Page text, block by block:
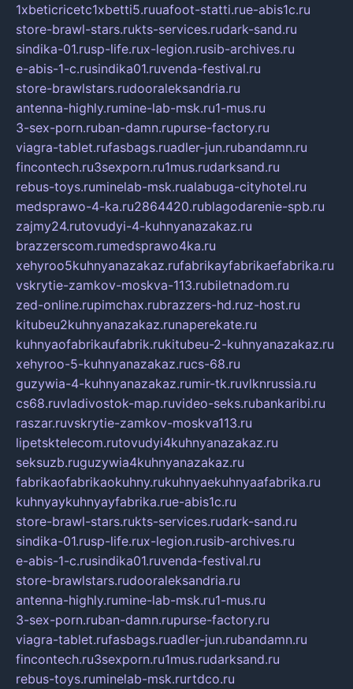
1xbeticricetc1xbetti5.ruuafoot-statti.rue-abis1c.ru
store-brawl-stars.rukts-services.rudark-sand.ru
sindika-01.rusp-life.rux-legion.rusib-archives.ru
e-abis-1-c.rusindika01.ruvenda-festival.ru
store-brawlstars.rudooraleksandria.ru
antenna-highly.rumine-lab-msk.ru1-mus.ru
3-sex-porn.ruban-damn.rupurse-factory.ru
viagra-tablet.rufasbags.ruadler-jun.rubandamn.ru
fincontech.ru3sexporn.ru1mus.rudarksand.ru
rebus-toys.ruminelab-msk.rualabuga-cityhotel.ru
medsprawo-4-ka.ru2864420.rublagodarenie-spb.ru
zajmy24.rutovudyi-4-kuhnyanazakaz.ru
brazzerscom.rumedsprawo4ka.ru
xehyroo5kuhnyanazakaz.rufabrikayfabrikaefabrika.ru
vskrytie-zamkov-moskva-113.rubiletnadom.ru
zed-online.rupimchax.rubrazzers-hd.ruz-host.ru
kitubeu2kuhnyanazakaz.runaperekate.ru
kuhnyaofabrikaufabrik.rukitubeu-2-kuhnyanazakaz.ru
xehyroo-5-kuhnyanazakaz.rucs-68.ru
guzywia-4-kuhnyanazakaz.rumir-tk.ruvlknrussia.ru
cs68.ruvladivostok-map.ruvideo-seks.rubankaribi.ru
raszar.ruvskrytie-zamkov-moskva113.ru
lipetsktelecom.rutovudyi4kuhnyanazakaz.ru
seksuzb.ruguzywia4kuhnyanazakaz.ru
fabrikaofabrikaokuhny.rukuhnyaekuhnyaafabrika.ru
kuhnyaykuhnyayfabrika.rue-abis1c.ru
store-brawl-stars.rukts-services.rudark-sand.ru
sindika-01.rusp-life.rux-legion.rusib-archives.ru
e-abis-1-c.rusindika01.ruvenda-festival.ru
store-brawlstars.rudooraleksandria.ru
antenna-highly.rumine-lab-msk.ru1-mus.ru
3-sex-porn.ruban-damn.rupurse-factory.ru
viagra-tablet.rufasbags.ruadler-jun.rubandamn.ru
fincontech.ru3sexporn.ru1mus.rudarksand.ru
rebus-toys.ruminelab-msk.rurtdco.ru